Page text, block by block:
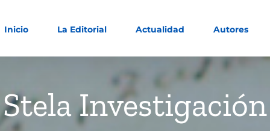
Inicio La Editorial Actualidad Autores
Stela Investigación